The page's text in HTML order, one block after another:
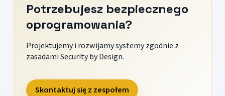
Potrzebujesz bezpiecznego
oprogramowania?
Projektujemy i rozwijamy systemy zgodnie z
zasadami Security by Design.
Skontaktuj się z zespołem